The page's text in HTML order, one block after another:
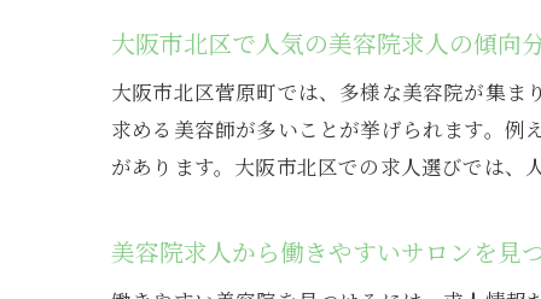
大阪市北区で人気の美容院求人の傾向
大阪市北区菅原町では、多様な美容院が集
求める美容師が多いことが挙げられます。
があります。大阪市北区での求人選びでは
美容院求人から働きやすいサロンを見